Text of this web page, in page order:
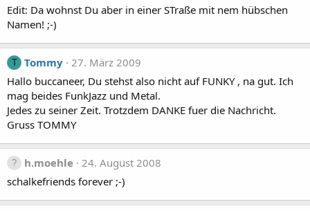
Edit: Da wohnst Du aber in einer STraße mit nem hübschen
Namen! ;-)
T Tommy
27. März 2009
Hallo buccaneer, Du stehst also nicht auf FUNKY , na gut. Ich
mag beides FunkJazz und Metal.
Jedes zu seiner Zeit. Trotzdem DANKE fuer die Nachricht.
Gruss TOMMY
h.moehle
24. August 2008
schalkefriends forever ;-)